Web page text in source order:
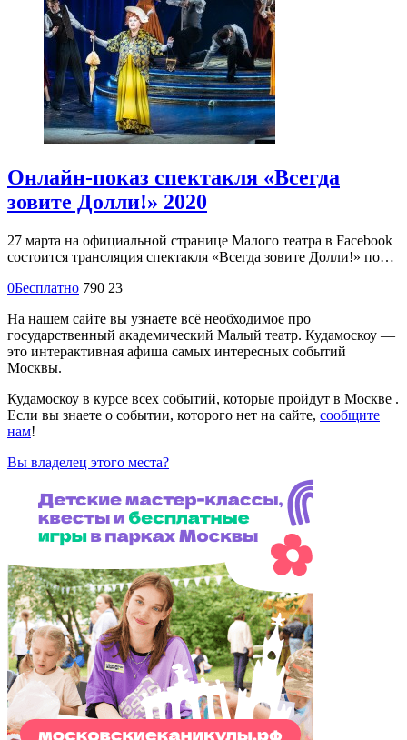
Онлайн-показ спектакля «Всегда
зовите Долли!» 2020
27 марта на официальной странице Малого театра в Facebook
состоится трансляция спектакля «Всегда зовите Долли!» по…
0Бесплатно 790 23
На нашем сайте вы узнаете всё необходимое про
государственный академический Малый театр. Кудамоскоу —
это интерактивная афиша самых интересных событий
Москвы.
Кудамоскоу в курсе всех событий, которые пройдут в Москве .
Если вы знаете о событии, которого нет на сайте, сообщите
нам!
Вы владелец этого места?